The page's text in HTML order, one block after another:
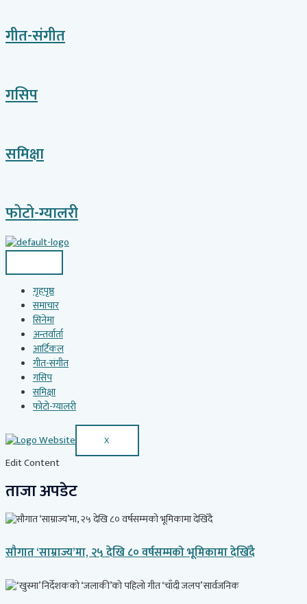
गीत-संगीत
गसिप
समिक्षा
फोटो-ग्यालरी
गृहपृष्ठ
समाचार
सिनेमा
अन्तर्वार्ता
आर्टिकल
गीत-संगीत
गसिप
समिक्षा
फोटो-ग्यालरी
X
Edit Content
ताजा अपडेट
सौगात ‘साम्राज्य’मा, २५ देखि ८० वर्षसम्मको भूमिकामा देखिँदै